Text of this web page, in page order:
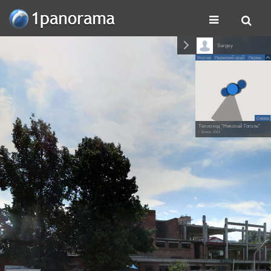
Sergey
Россия Пермский край Пермь
Схема
Теплоход "Николай Гоголь"
• 30 июл. 2015